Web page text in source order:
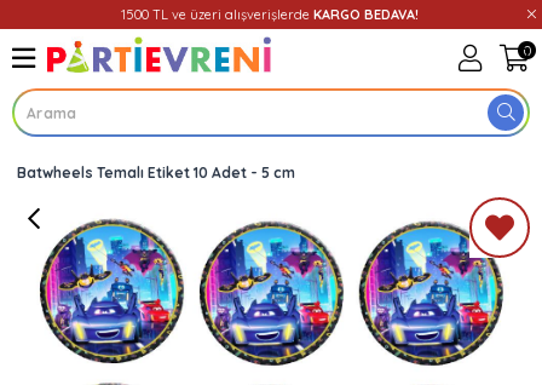
1500 TL ve üzeri alışverişlerde KARGO BEDAVA!
0
Üye Girişi Üye Ol
Batwheels Temalı Etiket 10 Adet - 5 cm